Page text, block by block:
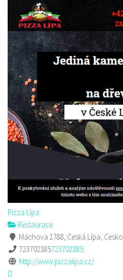
Pizza Lípa
Restaurace
Máchova 1788, Česká Lípa, Česko
723702385723702385
http://www.pizzalipa.cz/